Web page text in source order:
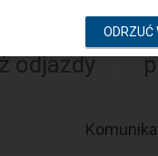
Rozkład na
odjazdy
ODRZUĆ